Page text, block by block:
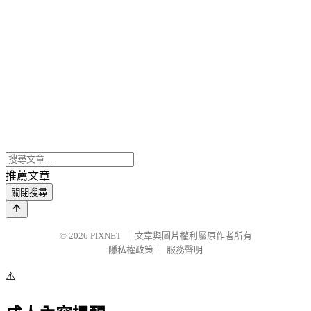
推薦文章
關閉搜尋
© 2026 PIXNET
文章與圖片權利屬原作者所有
隱私權政策
服務聲明
⚠️